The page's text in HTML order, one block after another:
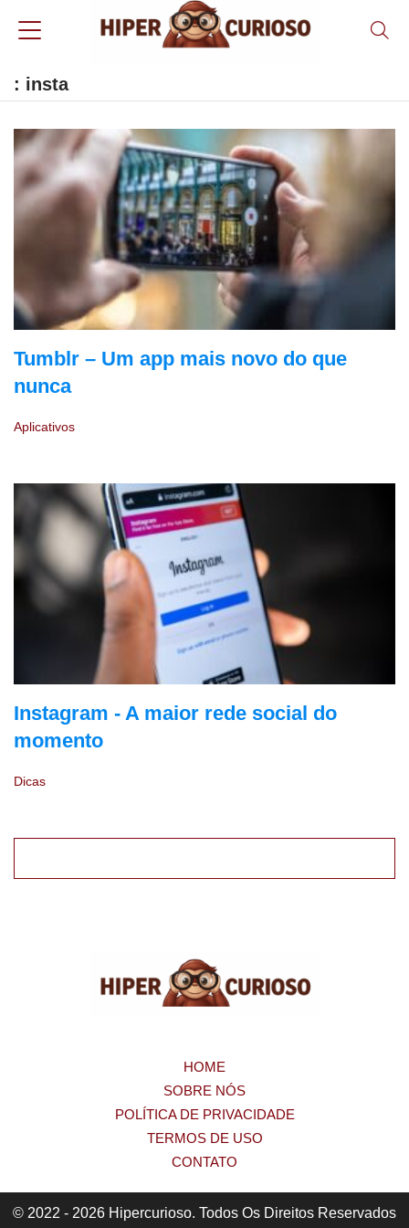
: insta
Tumblr – Um app mais novo do que
nunca
Aplicativos
Instagram - A maior rede social do
momento
Dicas
HOME
SOBRE NÓS
POLÍTICA DE PRIVACIDADE
TERMOS DE USO
CONTATO
© 2022 - 2026 Hipercurioso. Todos Os Direitos Reservados